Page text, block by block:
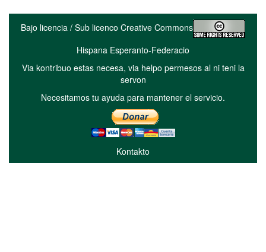
Bajo licencia / Sub licenco Creative Commons
Hispana Esperanto-Federacio
Via kontribuo estas necesa, via helpo permesos al ni teni la
servon
Necesitamos tu ayuda para mantener el servicio.
Kontakto